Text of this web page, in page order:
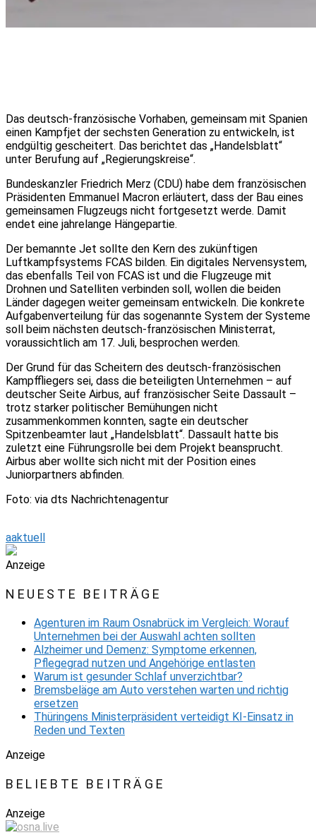
Das deutsch-französische Vorhaben, gemeinsam mit Spanien
einen Kampfjet der sechsten Generation zu entwickeln, ist
endgültig gescheitert. Das berichtet das „Handelsblatt“
unter Berufung auf „Regierungskreise“.
Bundeskanzler Friedrich Merz (CDU) habe dem französischen
Präsidenten Emmanuel Macron erläutert, dass der Bau eines
gemeinsamen Flugzeugs nicht fortgesetzt werde. Damit
endet eine jahrelange Hängepartie.
Der bemannte Jet sollte den Kern des zukünftigen
Luftkampfsystems FCAS bilden. Ein digitales Nervensystem,
das ebenfalls Teil von FCAS ist und die Flugzeuge mit
Drohnen und Satelliten verbinden soll, wollen die beiden
Länder dagegen weiter gemeinsam entwickeln. Die konkrete
Aufgabenverteilung für das sogenannte System der Systeme
soll beim nächsten deutsch-französischen Ministerrat,
voraussichtlich am 17. Juli, besprochen werden.
Der Grund für das Scheitern des deutsch-französischen
Kampffliegers sei, dass die beteiligten Unternehmen – auf
deutscher Seite Airbus, auf französischer Seite Dassault –
trotz starker politischer Bemühungen nicht
zusammenkommen konnten, sagte ein deutscher
Spitzenbeamter laut „Handelsblatt“. Dassault hatte bis
zuletzt eine Führungsrolle bei dem Projekt beansprucht.
Airbus aber wollte sich nicht mit der Position eines
Juniorpartners abfinden.
Foto: via dts Nachrichtenagentur
aaktuell
Anzeige
NEUESTE BEITRÄGE
Agenturen im Raum Osnabrück im Vergleich: Worauf
Unternehmen bei der Auswahl achten sollten
Alzheimer und Demenz: Symptome erkennen,
Pflegegrad nutzen und Angehörige entlasten
Warum ist gesunder Schlaf unverzichtbar?
Bremsbeläge am Auto verstehen warten und richtig
ersetzen
Thüringens Ministerpräsident verteidigt KI-Einsatz in
Reden und Texten
Anzeige
BELIEBTE BEITRÄGE
Anzeige